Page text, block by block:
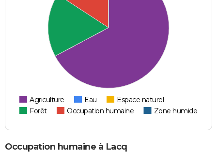
Agriculture Eau
Espace naturel
Forêt
Occupation humaine Zone humide
Occupation humaine à Lacq